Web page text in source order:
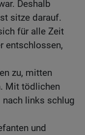
Deshalb
sitze darauf.
für alle Zeit
entschlossen,
zu, mitten
Mit tödlichen
nach links schlug
und